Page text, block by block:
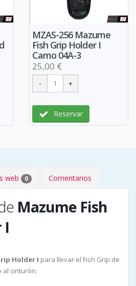
MZAS-256 Mazume
Fish Grip Holder I
Camo 04A-3
25,00 €
Reservar
web 0 Comentarios
Mazume Fish
I
Holder I para llevar el Fish Grip de
al cinturón.